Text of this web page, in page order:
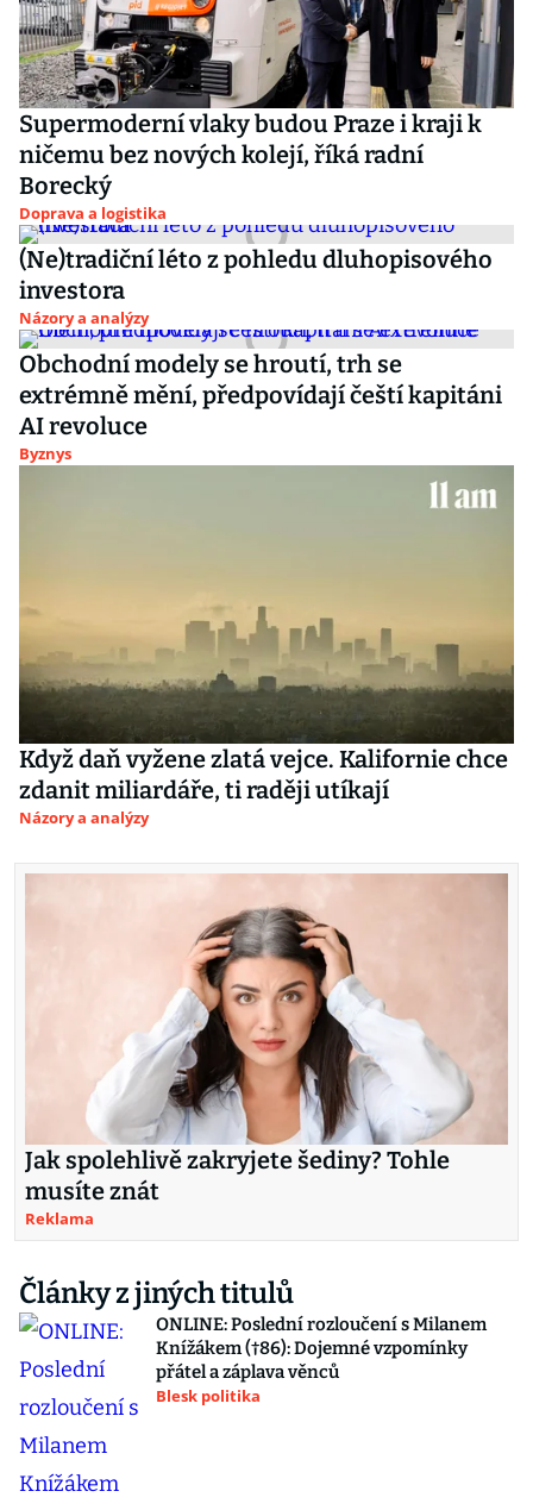
Supermoderní vlaky budou Praze i kraji k
ničemu bez nových kolejí, říká radní
Borecký
Doprava a logistika
(Ne)tradiční léto z pohledu dluhopisového
investora
Názory a analýzy
Obchodní modely se hroutí, trh se
extrémně mění, předpovídají čeští kapitáni
AI revoluce
Byznys
Když daň vyžene zlatá vejce. Kalifornie chce
zdanit miliardáře, ti raději utíkají
Názory a analýzy
Jak spolehlivě zakryjete šediny? Tohle
musíte znát
Reklama
Články z jiných titulů
ONLINE: Poslední rozloučení s Milanem
Knížákem (†86): Dojemné vzpomínky
přátel a záplava věnců
Blesk politika